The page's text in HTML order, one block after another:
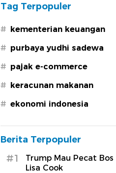
Tag Terpopuler
# kementerian keuangan
# purbaya yudhi sadewa
# pajak e-commerce
# keracunan makanan
# ekonomi indonesia
Berita Terpopuler
#1
Trump Mau Pecat Bos
Lisa Cook